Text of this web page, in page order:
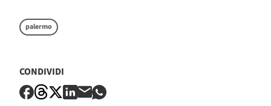
palermo
CONDIVIDI